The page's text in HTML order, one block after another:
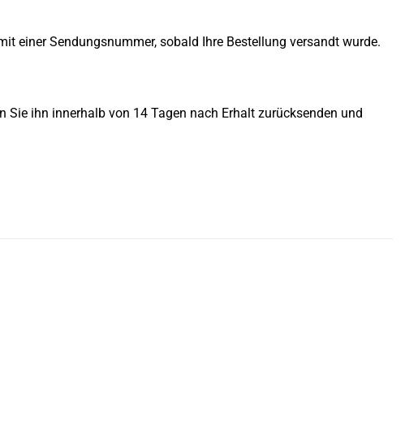
einer Sendungsnummer, sobald Ihre Bestellung versandt wurde.
ihn innerhalb von 14 Tagen nach Erhalt zurücksenden und